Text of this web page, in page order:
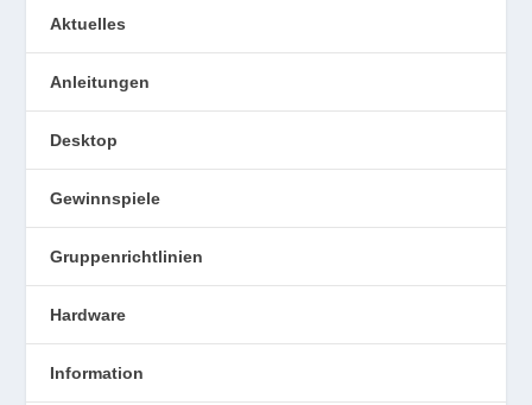
Aktuelles
Anleitungen
Desktop
Gewinnspiele
Gruppenrichtlinien
Hardware
Information